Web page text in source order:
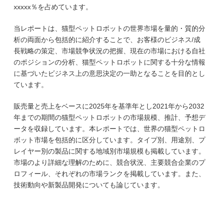
xxxxx％を占めています。
当レポートは、猫型ペットロボットの世界市場を量的・質的分
析の両面から包括的に紹介することで、お客様のビジネス/成
長戦略の策定、市場競争状況の把握、現在の市場における自社
のポジションの分析、猫型ペットロボットに関する十分な情報
に基づいたビジネス上の意思決定の一助となることを目的とし
ています。
販売量と売上をベースに2025年を基準年とし2021年から2032
年までの期間の猫型ペットロボットの市場規模、推計、予想デ
ータを収録しています。本レポートでは、世界の猫型ペットロ
ボット市場を包括的に区分しています。タイプ別、用途別、プ
レイヤー別の製品に関する地域別市場規模も掲載しています。
市場のより詳細な理解のために、競合状況、主要競合企業のプ
ロフィール、それぞれの市場ランクを掲載しています。また、
技術動向や新製品開発についても論じています。